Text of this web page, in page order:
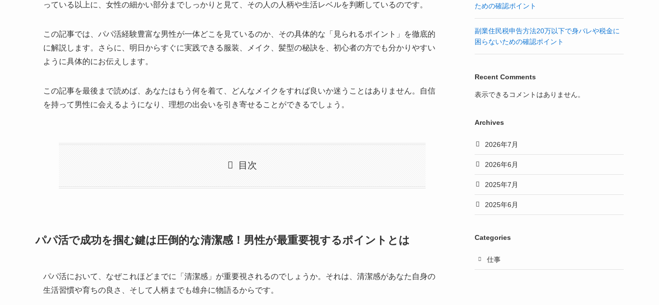
っている以上に、女性の細かい部分までしっかりと見て、その人の人柄や生活レベルを判断しているのです。
この記事では、パパ活経験豊富な男性が一体どこを見ているのか、その具体的な「見られるポイント」を徹底的
に解説します。さらに、明日からすぐに実践できる服装、メイク、髪型の秘訣を、初心者の方でも分かりやすい
ように具体的にお伝えします。
この記事を最後まで読めば、あなたはもう何を着て、どんなメイクをすれば良いか迷うことはありません。自信
を持って男性に会えるようになり、理想の出会いを引き寄せることができるでしょう。
目次
パパ活で成功を掴む鍵は圧倒的な清潔感！男性が最重要視するポイントとは
パパ活において、なぜこれほどまでに「清潔感」が重要視されるのでしょうか。それは、清潔感があなた自身の
生活習慣や育ちの良さ、そして人柄までも雄弁に物語るからです。
ための確認ポイント
副業住民税申告方法20万以下で身バレや税金に
困らないための確認ポイント
Recent Comments
表示できるコメントはありません。
Archives
2026年7月
2026年6月
2025年7月
2025年6月
Categories
仕事